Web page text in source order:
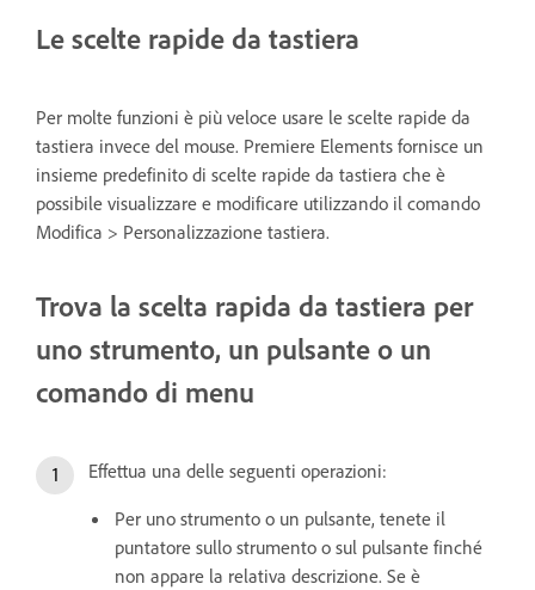
Le scelte rapide da tastiera
Per molte funzioni è più veloce usare le scelte rapide da
tastiera invece del mouse. Premiere Elements fornisce un
insieme predefinito di scelte rapide da tastiera che è
possibile visualizzare e modificare utilizzando il comando
Modifica > Personalizzazione tastiera.
Trova la scelta rapida da tastiera per
uno strumento, un pulsante o un
comando di menu
Effettua una delle seguenti operazioni:
Per uno strumento o un pulsante, tenete il
puntatore sullo strumento o sul pulsante finché
non appare la relativa descrizione. Se è